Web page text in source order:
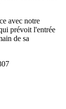
avec notre
prévoit l'entrée
de sa